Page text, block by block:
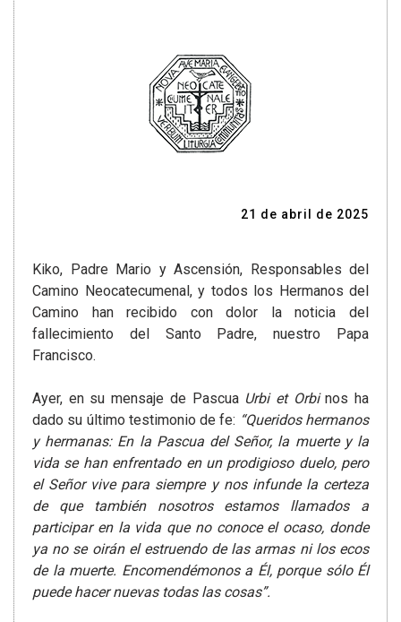
21 de abril de 2025
Kiko, Padre Mario y Ascensión, Responsables del
Camino Neocatecumenal, y todos los Hermanos del
Camino han recibido con dolor la noticia del
fallecimiento del Santo Padre, nuestro Papa
Francisco.
Ayer, en su mensaje de Pascua Urbi et Orbinos ha
dado su último testimonio de fe: “Queridos hermanos
y hermanas: En la Pascua del Señor, la muerte y la
vida se han enfrentado en un prodigioso duelo, pero
el Señor vive para siempre y nos infunde la certeza
de que también nosotros estamos llamados a
participar en la vida que no conoce el ocaso, donde
ya no se oirán el estruendo de las armas ni los ecos
de la muerte. Encomendémonos a Él, porque sólo Él
puede hacer nuevas todas las cosas”.